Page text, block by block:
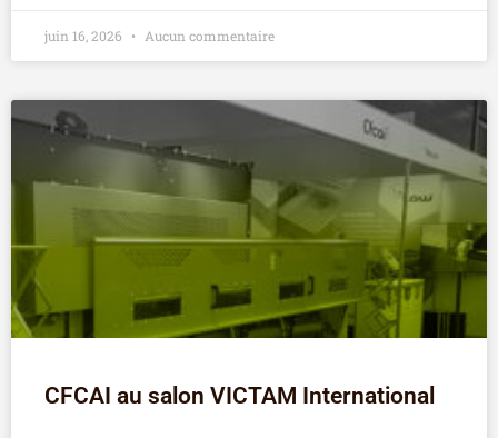
juin 16, 2026 Aucun commentaire
CFCAI au salon VICTAM International